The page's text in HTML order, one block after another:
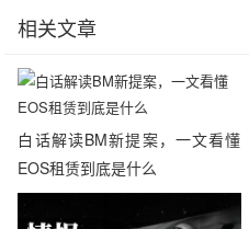
相关文章
白话解读BM新提案，一文看懂
EOS租赁到底是什么